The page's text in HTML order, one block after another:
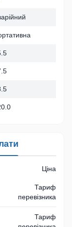
Ціна
Тариф
перевізника
Тариф